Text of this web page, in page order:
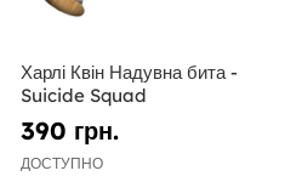
Харлі Квін Надувна бита -
Suicide Squad
390 грн.
ДОСТУПНО